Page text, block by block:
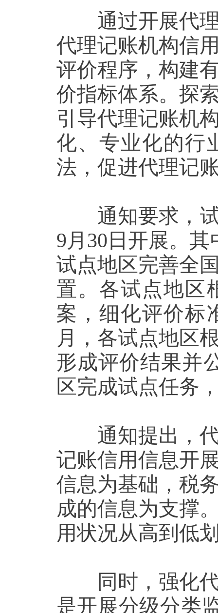
通过开展代理
代理记账机构信
评价程序，构建
价指标体系。探
引导代理记账机
化、专业化的行
法，促进代理记
通知要求，试
9月30日开展。其
试点地区完善全
置。各试点地区
案，细化评价标
月，各试点地区
形成评价结果并
区完成试点任务
通知提出，代
记账信用信息开
信息为基础，税
成的信息为支撑
用状况从高到低
同时，强化代
是开展分级分类